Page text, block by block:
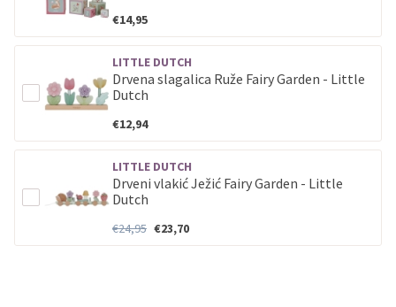
€14,95
LITTLE DUTCH
Drvena slagalica Ruže Fairy Garden - Little
Dutch
€12,94
LITTLE DUTCH
Drveni vlakić Ježić Fairy Garden - Little
Dutch
€24,95 €23,70